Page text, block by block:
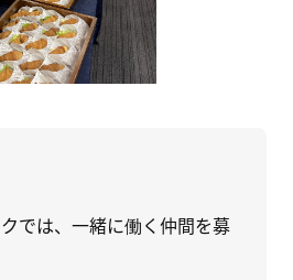
では、一緒に働く仲間を募